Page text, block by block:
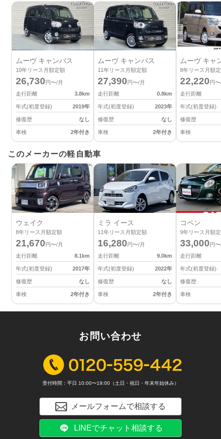
ムーヴ キャンバス
10年リース月額定額
26,730円〜/月
走行距離
3.8km
年式(初度登録) 2019年
修復歴 なし
車検 2年付き
ムーヴ キャンバス
11年リース月額定額
27,390円〜/月
走行距離
0.8km
年式(初度登録) 2023年
修復歴 なし
車検 2年付き
ムーヴ キャ
8年リース月額
22,220円
走行距離
年式(初度登録)
修復歴
車検
このメーカーの軽自動車
ウェイク
8年リース月額定額
21,670円〜/月
走行距離
8.1km
年式(初度登録) 2017年
修復歴 なし
車検 2年付き
ミラ イース
11年リース月額定額
16,280円〜/月
走行距離
9.0km
年式(初度登録) 2022年
修復歴 なし
車検 2年付き
コペン
9年リース月額
33,000円
走行距離
年式(初度登録)
修復歴
車検
お問い合わせ
受付時間：平日 10:00〜19:00（土日・祝日・年末年始休み）
メールフォームで相談する
LINEでチャット相談する